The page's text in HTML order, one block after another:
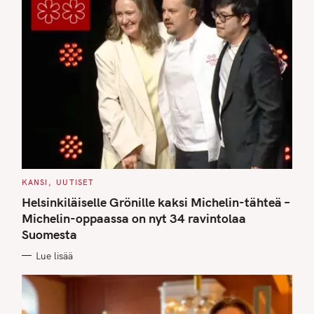
C
T
E
G
O
R
I
S
KANSI UUTISET
Helsinkiläiselle Grönille kaksi Michelin-tähteä –
Michelin-oppaassa on nyt 34 ravintolaa
Suomesta
Lue lisää